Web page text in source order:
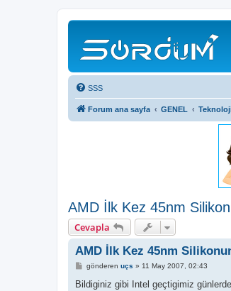
SSS
Forum ana sayfa GENEL
AMD İlk Kez 45nm
Cevapla
AMD İlk Kez 45nm
M
s
gönderen uçs » 11 May 2007, 02:43
Bildiginiz gibi Intel geçtigimiz